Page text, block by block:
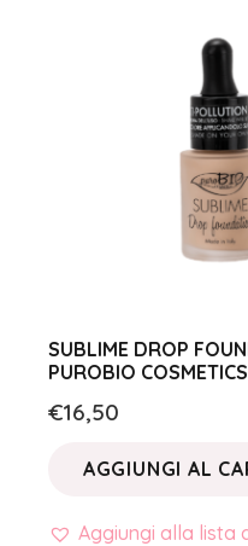
SUBLIME DROP
PUROBIO COSMETICS
€16,50
AGGIUNGI AL
Aggiungi alla lista